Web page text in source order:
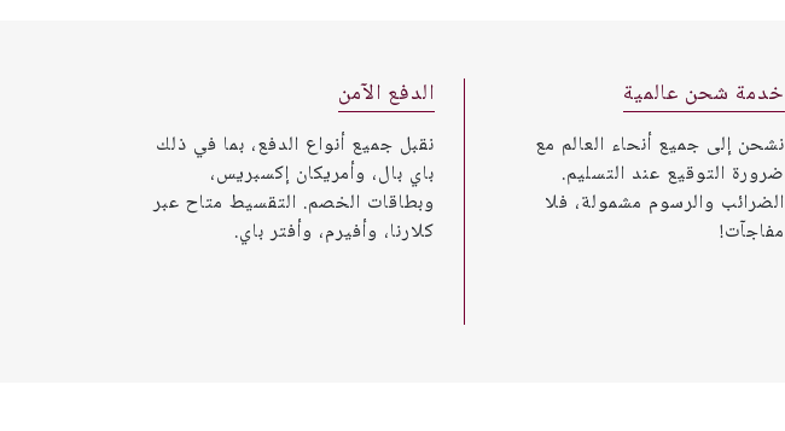
خدمة شحن عالمية
نشحن إلى جميع أنحاء العالم مع
ضرورة التوقيع عند التسليم.
الضرائب والرسوم مشمولة، فلا
مفاجآت!
الدفع الآمن
نقبل جميع أنواع الدفع، بما في ذلك
باي بال، وأمريكان إكسبريس،
وبطاقات الخصم. التقسيط متاح عبر
كلارنا، وأفيرم، وأفتر باي.